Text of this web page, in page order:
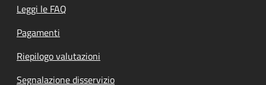
Leggi le FAQ
Pagamenti
Riepilogo valutazioni
Segnalazione disservizio